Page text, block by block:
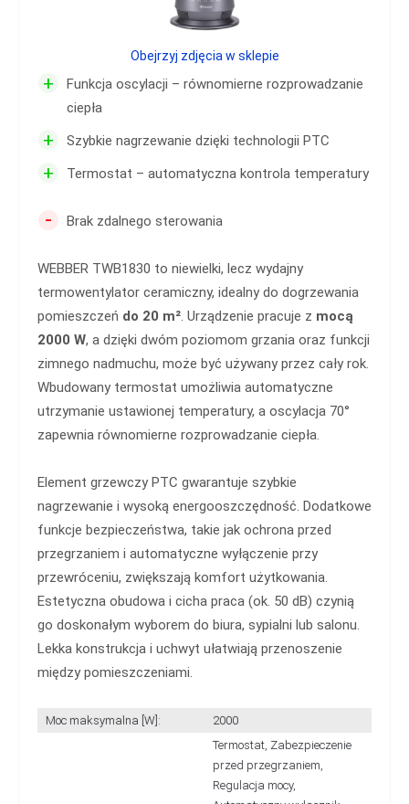
+
Funkcja oscylacji – równomierne rozprowadzanie
ciepła
+ Szybkie nagrzewanie dzięki technologii PTC
+ Termostat – automatyczna kontrola temperatury
- Brak zdalnego sterowania
WEBBER TWB1830 to niewielki, lecz wydajny
termowentylator ceramiczny, idealny do dogrzewania
pomieszczeń do 20 m². Urządzenie pracuje z mocą
2000 W, a dzięki dwóm poziomom grzania oraz funkcji
zimnego nadmuchu, może być używany przez cały rok.
Wbudowany termostat umożliwia automatyczne
utrzymanie ustawionej temperatury, a oscylacja 70°
zapewnia równomierne rozprowadzanie ciepła.
Element grzewczy PTC gwarantuje szybkie
nagrzewanie i wysoką energooszczędność. Dodatkowe
funkcje bezpieczeństwa, takie jak ochrona przed
przegrzaniem i automatyczne wyłączenie przy
przewróceniu, zwiększają komfort użytkowania.
Estetyczna obudowa i cicha praca (ok. 50 dB) czynią
go doskonałym wyborem do biura, sypialni lub salonu.
Lekka konstrukcja i uchwyt ułatwiają przenoszenie
między pomieszczeniami.
Moc maksymalna [W]:
2000
Termostat, Zabezpieczenie
przed przegrzaniem,
Regulacja mocy,
Obejrzyj zdjęcia w sklepie